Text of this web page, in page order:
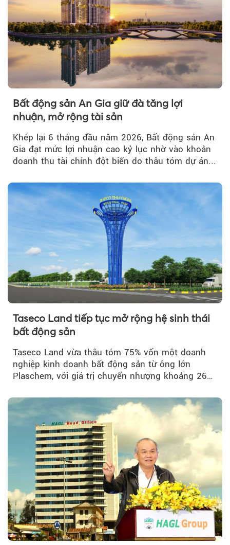
Bất động sản An Gia giữ đà tăng lợi
nhuận, mở rộng tài sản
Khép lại 6 tháng đầu năm 2026, Bất động sản An
Gia đạt mức lợi nhuận cao kỷ lục nhờ vào khoản
doanh thu tài chính đột biến do thâu tóm dự án...
Taseco Land tiếp tục mở rộng hệ sinh thái
bất động sản
Taseco Land vừa thâu tóm 75% vốn một doanh
nghiệp kinh doanh bất động sản từ ông lớn
Plaschem, với giá trị chuyển nhượng khoảng 262